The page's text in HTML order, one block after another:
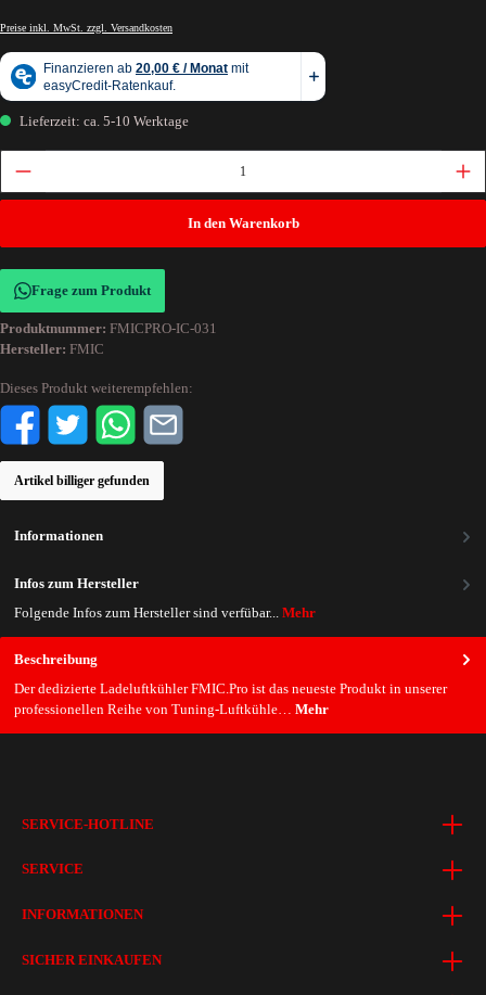
Preise inkl. MwSt. zzgl. Versandkosten
Lieferzeit: ca. 5-10 Werktage
In den Warenkorb
Frage zum Produkt
Produktnummer: FMICPRO-IC-031
Hersteller: FMIC
Dieses Produkt weiterempfehlen:
Artikel billiger gefunden
Beschreibung
Der dedizierte Ladeluftkühler FMIC.Pro ist das neueste Produkt in unserer
professionellen Reihe von Tuning-Luftkühle… Mehr
Informationen
Infos zum Hersteller
Folgende Infos zum Hersteller sind verfübar... Mehr
SERVICE-HOTLINE
SERVICE
INFORMATIONEN
SICHER EINKAUFEN